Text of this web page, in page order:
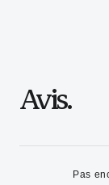
Avis.
Pas